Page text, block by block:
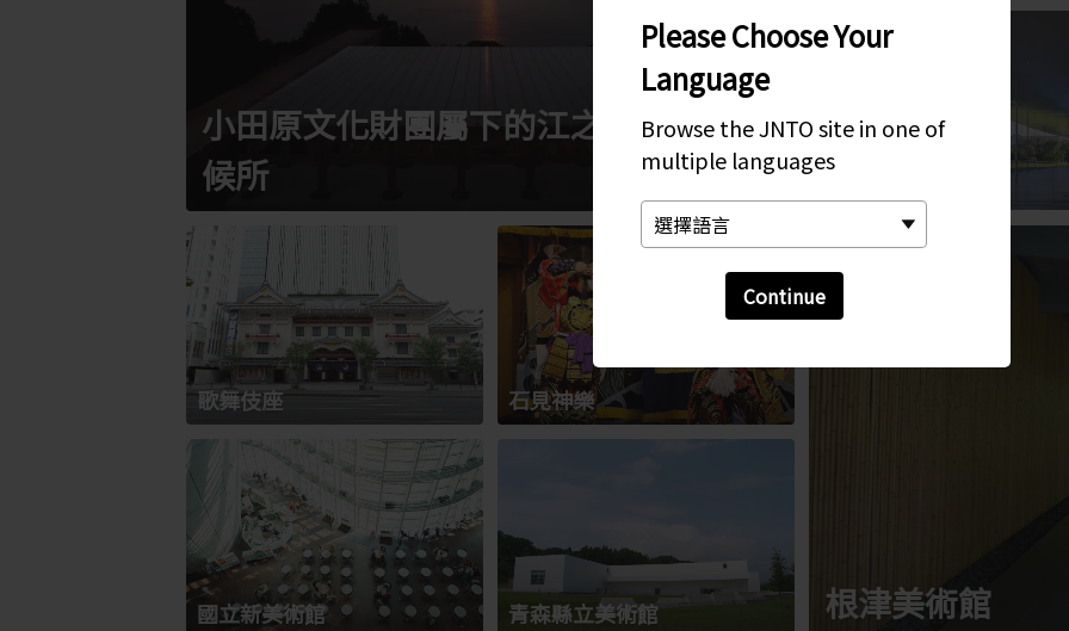
Please Choose Your
Language
Browse the JNTO site in one of
multiple languages
Continue
小田原文化財團屬下的江之浦測
候所
根津美術館
歌舞伎座 石見神樂
國立新美術館 青森縣立美術館